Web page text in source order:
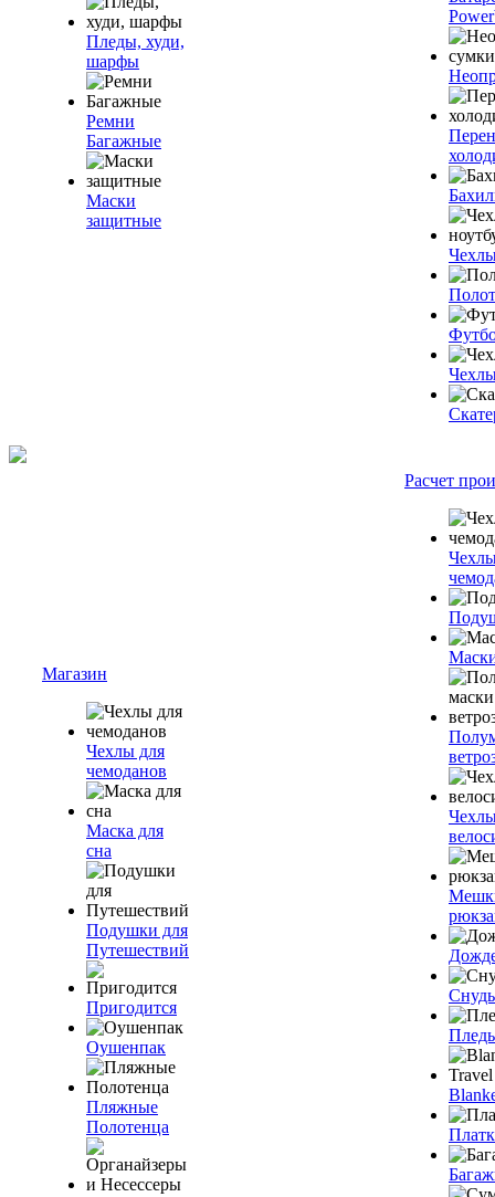
Пледы, худи,
шарфы
Ремни
Багажные
Маски
защитные
Магазин
Чехлы для
чемоданов
Маска для
сна
Подушки для
Путешествий
Пригодится
Оушенпак
Пляжные
Полотенца
Расчет